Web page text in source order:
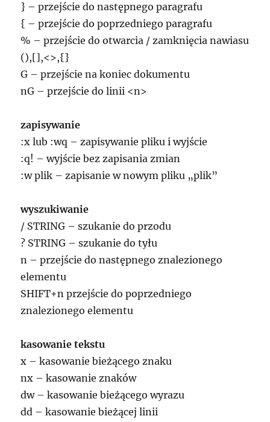
} – przejście do następnego paragrafu
{ – przejście do poprzedniego paragrafu
% – przejście do otwarcia / zamknięcia nawiasu
(),[],<>,{}
G – przejście na koniec dokumentu
nG – przejście do linii <n>
zapisywanie
:x lub :wq – zapisywanie pliku i wyjście
:q! – wyjście bez zapisania zmian
:w plik – zapisanie w nowym pliku „plik”
wyszukiwanie
/ STRING – szukanie do przodu
? STRING – szukanie do tyłu
n – przejście do następnego znalezionego
elementu
SHIFT+n przejście do poprzedniego
znalezionego elementu
kasowanie tekstu
x – kasowanie bieżącego znaku
nx – kasowanie znaków
dw – kasowanie bieżącego wyrazu
dd – kasowanie bieżącej linii